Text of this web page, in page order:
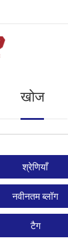
खोज
श्रेणियाँ
नवीनतम ब्लॉग
टैग